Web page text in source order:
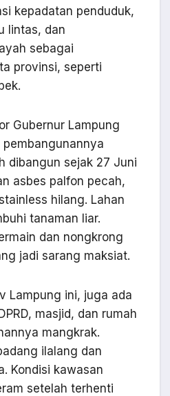
kepadatan penduduk,
lintas, dan
sebagai
provinsi, seperti
Gubernur Lampung
dibangun sejak 27 Juni
asbes palfon pecah,
hilang. Lahan
tanaman liar.
dan nongkrong
jadi sarang maksiat.
Lampung ini, juga ada
masjid, dan rumah
mangkrak.
ilalang dan
Kondisi kawasan
setelah terhenti